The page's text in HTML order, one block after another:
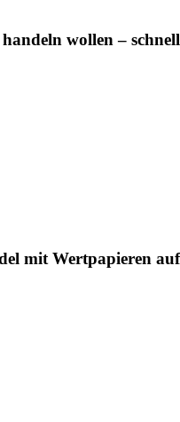
wollen – schnell
mit Wertpapieren auf